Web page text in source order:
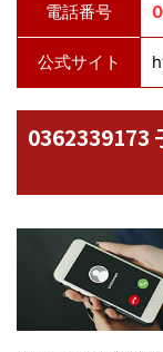
電話番号
公式サイト
0362339173